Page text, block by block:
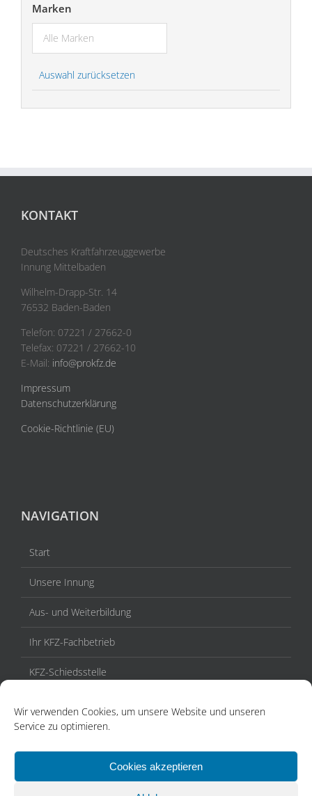
Wir verwenden Cookies, um unsere Website und unseren
Service zu optimieren.
Cookies akzeptieren
Marken
Auswahl zurücksetzen
KONTAKT
Deutsches Kraftfahrzeuggewerbe
Innung Mittelbaden
Wilhelm-Drapp-Str. 14
76532 Baden-Baden
Telefon: 07221 / 27662-0
Telefax: 07221 / 27662-10
E-Mail: info@prokfz.de
Impressum
Datenschutzerklärung
Cookie-Richtlinie (EU)
NAVIGATION
Start
Unsere Innung
Aus- und Weiterbildung
Ihr KFZ-Fachbetrieb
KFZ-Schiedsstelle
Aktuelles